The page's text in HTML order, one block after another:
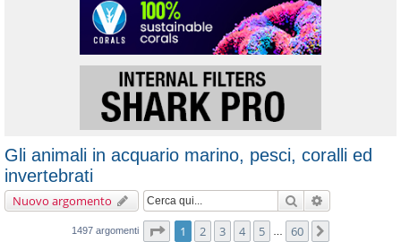
Gli animali in acquario marino, pesci, coralli ed
invertebrati
Nuovo argomento Cerca
1497 argomenti Pagina1 di
1 2 3 4 5 60